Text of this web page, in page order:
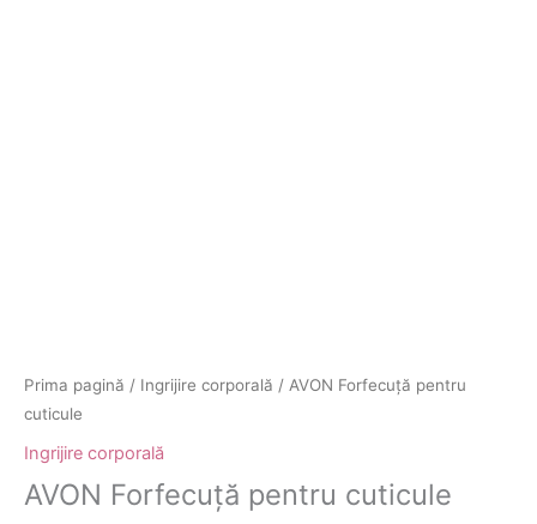
Prima pagină / Ingrijire corporală / AVON Forfecuță pentru
cuticule
Ingrijire corporală
AVON Forfecuță pentru cuticule